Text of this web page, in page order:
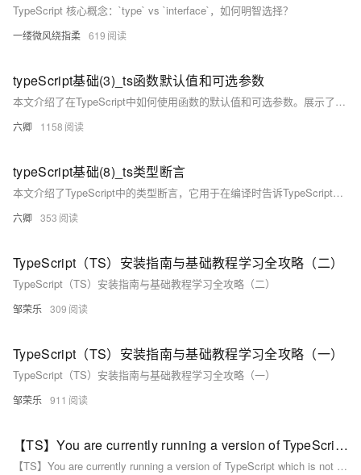
TypeScript 核心概念：`type` vs `interface`，如何明智选择？
一缕微风绕指柔 619
typeScript基础(3)_ts函数默认值和可选参数
本文介绍了在TypeScript中如何使用函数的默认值和可选参数。展示了如何为函数参数指定默认值，使得在调用函数时可以省略某些参数，以及如何定义可选参数。
六卿 1158
typeScript基础(8)_ts类型断言
本文介绍了TypeScript中的类型断言，它用于在编译时告诉TypeScript某个对象具有特定的类型，即使它看起来不具备。类型断言可以用来访问一个类型上存在而另一个类型上不存在的属性或方法。需要注意的是，类型断言并不会在运行时改变JavaScript的行为，因此如果断言不当，运行时仍然可能出错。文章还提醒避免将类型断言为`any`类型或进行多重断言。
六卿 353
TypeScript（TS）安装指南与基础教程学习全攻略（二）
TypeScript（TS）安装指南与基础教程学习全攻略（二）
邹荣乐 309
TypeScript（TS）安装指南与基础教程学习全攻略（一）
TypeScript（TS）安装指南与基础教程学习全攻略（一）
邹荣乐 911
【TS】You are currently running a version of TypeScript which is not officially supported by @typesc
【TS】You are currently running a version of TypeScript which is not officially supported by @typesc